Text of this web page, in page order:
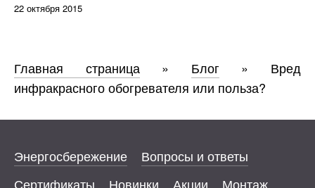
22 октября 2015
Главная страница» Блог » Вред
инфракрасного обогревателя или польза?
Энергосбережение
Вопросы и ответы
Сертификаты
Новинки Акции
Монтаж